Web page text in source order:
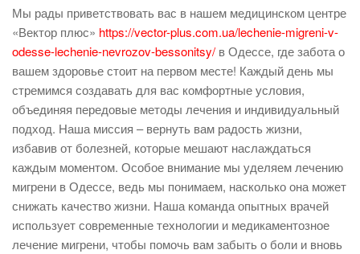
Мы рады приветствовать вас в нашем медицинском центре
«Вектор плюс» https://vector-plus.com.ua/lechenie-migreni-v-
odesse-lechenie-nevrozov-bessonitsy/в Одессе, где забота о
вашем здоровье стоит на первом месте! Каждый день мы
стремимся создавать для вас комфортные условия,
объединяя передовые методы лечения и индивидуальный
подход. Наша миссия – вернуть вам радость жизни,
избавив от болезней, которые мешают наслаждаться
каждым моментом. Особое внимание мы уделяем лечению
мигрени в Одессе, ведь мы понимаем, насколько она может
снижать качество жизни. Наша команда опытных врачей
использует современные технологии и медикаментозное
лечение мигрени, чтобы помочь вам забыть о боли и вновь